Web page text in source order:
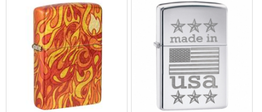
goede aansteker met de...